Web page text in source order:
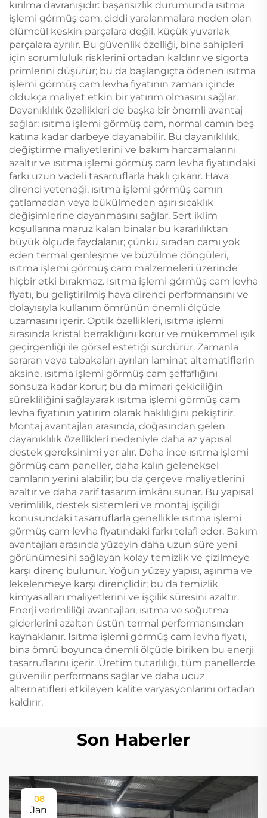
kırılma davranışıdır: başarısızlık durumunda ısıtma
işlemi görmüş cam, ciddi yaralanmalara neden olan
ölümcül keskin parçalara değil, küçük yuvarlak
parçalara ayrılır. Bu güvenlik özelliği, bina sahipleri
için sorumluluk risklerini ortadan kaldırır ve sigorta
primlerini düşürür; bu da başlangıçta ödenen ısıtma
işlemi görmüş cam levha fiyatının zaman içinde
oldukça maliyet etkin bir yatırım olmasını sağlar.
Dayanıklılık özellikleri de başka bir önemli avantaj
sağlar; ısıtma işlemi görmüş cam, normal camın beş
katına kadar darbeye dayanabilir. Bu dayanıklılık,
değiştirme maliyetlerini ve bakım harcamalarını
azaltır ve ısıtma işlemi görmüş cam levha fiyatındaki
farkı uzun vadeli tasarruflarla haklı çıkarır. Hava
direnci yeteneği, ısıtma işlemi görmüş camın
çatlamadan veya bükülmeden aşırı sıcaklık
değişimlerine dayanmasını sağlar. Sert iklim
koşullarına maruz kalan binalar bu kararlılıktan
büyük ölçüde faydalanır; çünkü sıradan camı yok
eden termal genleşme ve büzülme döngüleri,
ısıtma işlemi görmüş cam malzemeleri üzerinde
hiçbir etki bırakmaz. Isıtma işlemi görmüş cam levha
fiyatı, bu geliştirilmiş hava direnci performansını ve
dolayısıyla kullanım ömrünün önemli ölçüde
uzamasını içerir. Optik özellikleri, ısıtma işlemi
sırasında kristal berraklığını korur ve mükemmel ışık
geçirgenliği ile görsel estetiği sürdürür. Zamanla
sararan veya tabakaları ayrılan laminat alternatiflerin
aksine, ısıtma işlemi görmüş cam şeffaflığını
sonsuza kadar korur; bu da mimari çekiciliğin
sürekliliğini sağlayarak ısıtma işlemi görmüş cam
levha fiyatının yatırım olarak haklılığını pekiştirir.
Montaj avantajları arasında, doğasından gelen
dayanıklılık özellikleri nedeniyle daha az yapısal
destek gereksinimi yer alır. Daha ince ısıtma işlemi
görmüş cam paneller, daha kalın geleneksel
camların yerini alabilir; bu da çerçeve maliyetlerini
azaltır ve daha zarif tasarım imkânı sunar. Bu yapısal
verimlilik, destek sistemleri ve montaj işçiliği
konusundaki tasarruflarla genellikle ısıtma işlemi
görmüş cam levha fiyatındaki farkı telafi eder. Bakım
avantajları arasında yüzeyin daha uzun süre yeni
görünümesini sağlayan kolay temizlik ve çizilmeye
karşı direnç bulunur. Yoğun yüzey yapısı, aşınma ve
lekelenmeye karşı dirençlidir; bu da temizlik
kimyasalları maliyetlerini ve işçilik süresini azaltır.
Enerji verimliliği avantajları, ısıtma ve soğutma
giderlerini azaltan üstün termal performansından
kaynaklanır. Isıtma işlemi görmüş cam levha fiyatı,
bina ömrü boyunca önemli ölçüde biriken bu enerji
tasarruflarını içerir. Üretim tutarlılığı, tüm panellerde
güvenilir performans sağlar ve daha ucuz
alternatifleri etkileyen kalite varyasyonlarını ortadan
kaldırır.
Son Haberler
08
Jan